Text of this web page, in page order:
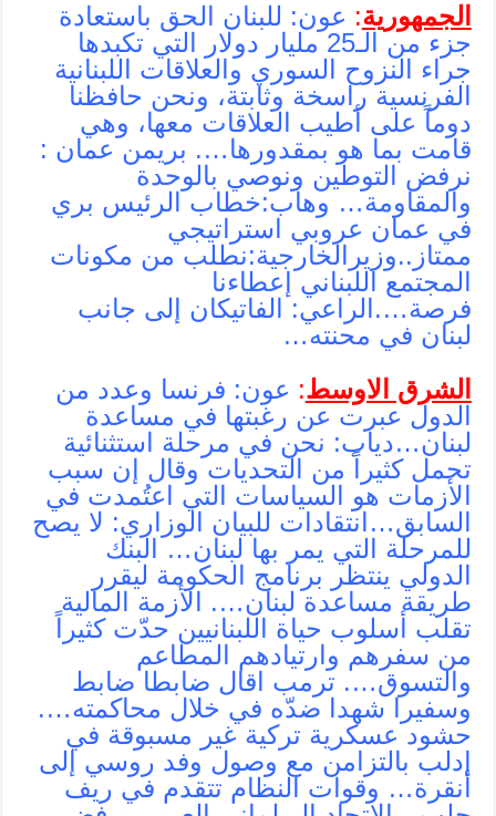
الجمهورية: عون: للبنان الحق باستعادة
جزء من الـ25 مليار دولار التي تكبدها
جراء النزوح السوري والعلاقات اللبنانية
الفرنسية راسخة وثابتة، ونحن حافظنا
دوماً على أطيب العلاقات معها، وهي
قامت بما هو بمقدورها…. بريمن عمان :
نرفض التوطين ونوصي بالوحدة
والمقاومة… وهاب:خطاب الرئيس بري
في عمان عروبي استراتيجي
ممتاز..وزيرالخارجية:نطلب من مكونات
المجتمع اللبناني إعطاءنا
فرصة….الراعي: الفاتيكان إلى جانب
لبنان في محنته…
الشرق الاوسط: عون: فرنسا وعدد من
الدول عبرت عن رغبتها في مساعدة
لبنان…دياب: نحن في مرحلة استثنائية
تحمل كثيراً من التحديات وقال إن سبب
الأزمات هو السياسات التي اعتُمدت في
السابق…انتقادات للبيان الوزاري: لا يصح
للمرحلة التي يمر بها لبنان… البنك
الدولي ينتظر برنامج الحكومة ليقرر
طريقة مساعدة لبنان…. الأزمة المالية
تقلب أسلوب حياة اللبنانيين حدّت كثيراً
من سفرهم وارتيادهم المطاعم
والتسوق…. ترمب اقال ضابطا ضابط
وسفيرا شهدا ضدّه في خلال محاكمته….
حشود عسكرية تركية غير مسبوقة في
إدلب بالتزامن مع وصول وفد روسي إلى
أنقرة… وقوات النظام تتقدم في ريف